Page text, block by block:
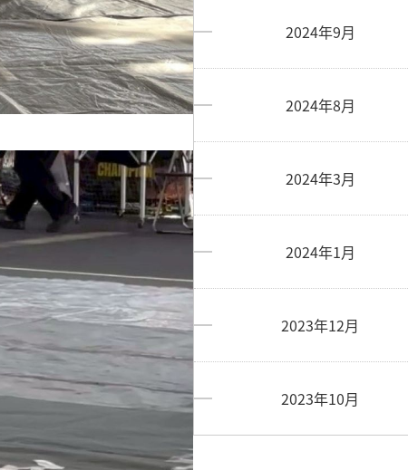
2024年9月
2024年8月
2024年3月
2024年1月
2023年12月
2023年10月